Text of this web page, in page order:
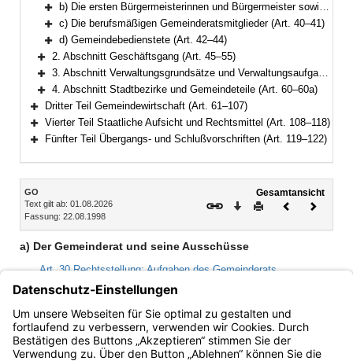
Bereich erweitern
b) Die ersten Bürgermeisterinnen und Bürgermeister sowie ihre Stellvertretung (Art. 34–39)
Bereich erweitern
c) Die berufsmäßigen Gemeinderatsmitglieder (Art. 40–41)
Bereich erweitern
d) Gemeindebedienstete (Art. 42–44)
Bereich erweitern
2. Abschnitt Geschäftsgang (Art. 45–55)
Bereich erweitern
3. Abschnitt Verwaltungsgrundsätze und Verwaltungsaufgaben (Art. 56–59)
Bereich erweitern
4. Abschnitt Stadtbezirke und Gemeindeteile (Art. 60–60a)
Bereich erweitern
Dritter Teil Gemeindewirtschaft (Art. 61–107)
Bereich erweitern
Vierter Teil Staatliche Aufsicht und Rechtsmittel (Art. 108–118)
Fünfter Teil Übergangs- und Schlußvorschriften (Art. 119–122)
Inhalt
GO
Text gilt ab: 01.08.2026
Fassung: 22.08.1998
Gesamtansicht
Download
DruckenVorheriges
a) Der Gemeinderat und seine Ausschüsse
Art. 30 Rechtsstellung; Aufgaben des Gemeinderats
Art. 31 Zusammensetzung des Gemeinderats
Art. 32 Aufgaben der Ausschüsse
Art. 33 Zusammensetzung der Ausschüsse; Vorsitz